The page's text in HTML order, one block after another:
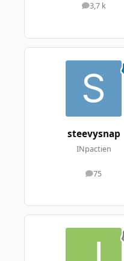
3,7 k
messages
steevysnap
INpactien
75
messages